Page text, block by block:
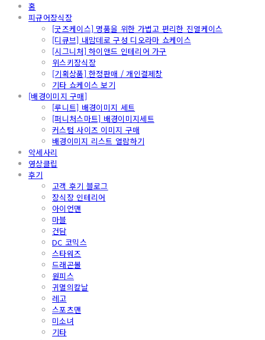
홈
피규어장식장
[굿즈케이스] 명품을 위한 가볍고 편리한 진열케이스
[디큐브] 내맘데로 구성 디오라마 쇼케이스
[시그니처] 하이앤드 인테리어 가구
위스키장식장
[기획상품] 한정판매 / 개인결제창
기타 쇼케이스 보기
[배경이미지 구매]
[루니트] 배경이미지 세트
[퍼니처스마트] 배경이미지세트
커스텀 사이즈 이미지 구매
배경이미지 리스트 열람하기
악세사리
영상클립
후기
고객 후기 블로그
장식장 인테리어
아이언맨
마블
건담
DC 코믹스
스타워즈
드래곤볼
원피스
귀멸의칼날
레고
스포츠맨
미소녀
기타